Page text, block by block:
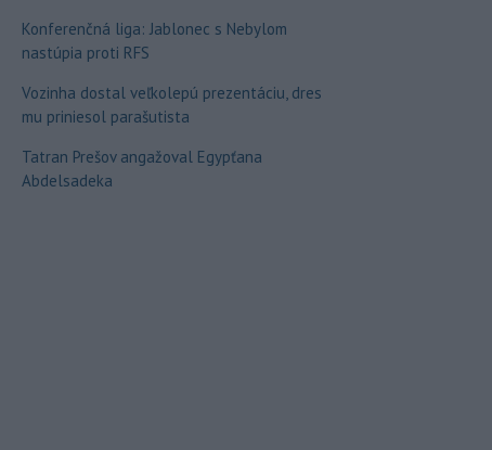
Konferenčná liga: Jablonec s Nebylom
nastúpia proti RFS
Vozinha dostal veľkolepú prezentáciu, dres
mu priniesol parašutista
Tatran Prešov angažoval Egypťana
Abdelsadeka